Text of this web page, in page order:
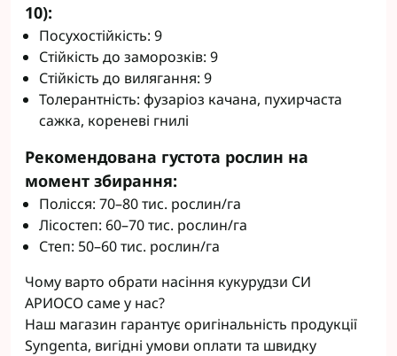
10):
Посухостійкість: 9
Стійкість до заморозків: 9
Стійкість до вилягання: 9
Толерантність: фузаріоз качана, пухирчаста
сажка, кореневі гнилі
Рекомендована густота рослин на
момент збирання:
Полісся: 70–80 тис. рослин/га
Лісостеп: 60–70 тис. рослин/га
Степ: 50–60 тис. рослин/га
Чому варто обрати насіння кукурудзи СИ
АРИОСО саме у нас?
Наш магазин гарантує оригінальність продукції
Syngenta, вигідні умови оплати та швидку